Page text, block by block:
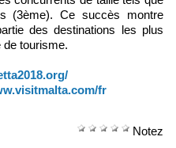
(3ème). Ce succès montre
des destinations les plus
tourisme.
fr
Notez